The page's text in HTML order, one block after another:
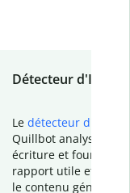
Détecteur d'IA
Le détecteur d'IA
Quillbot analyse votre
écriture et fournit un
rapport utile et
le contenu généré